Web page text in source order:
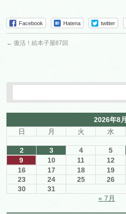
Facebook Hatena twitter
← 復活！絵本子屋87回
2026年8月
日
月 火 水
2
3 4 5
9
10 11 12
16
17 18 19
23
24 25 26
30
31
« 7月